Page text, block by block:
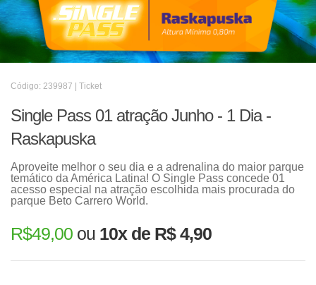
Código: 239987 | Ticket
Single Pass 01 atração Junho - 1 Dia -
Raskapuska
Aproveite melhor o seu dia e a adrenalina do maior parque
temático da América Latina! O Single Pass concede 01
acesso especial na atração escolhida mais procurada do
parque Beto Carrero World.
R$49,00 ou 10x de R$ 4,90